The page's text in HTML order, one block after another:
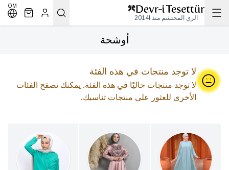
الزي المحتشم منذ 2014l
OM
أوشحة
لا توجد منتجات في هذه الفئة
لا توجد منتجات حاليًا في هذه الفئة. يمكنك تصفح الفئات
الأخرى للعثور على منتجات تناسبك.